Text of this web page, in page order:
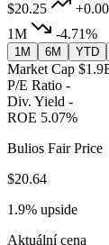
$20.25
1M
-4.71%
1M 6M YTD
Market Cap
P/E Ratio -
Div. Yield -
ROE 5.07%
Bulios Fair Price
$20.64
1.9% upside
Aktuální cena